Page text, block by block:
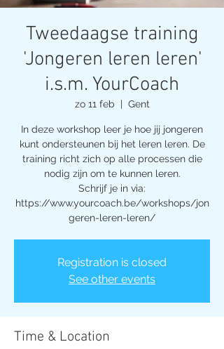
Tweedaagse training
'Jongeren leren leren'
i.s.m. YourCoach
zo 11 feb
  |
Gent
In deze workshop leer je hoe jij jongeren
kunt ondersteunen bij het leren leren. De
training richt zich op alle processen die
nodig zijn om te kunnen leren.
Schrijf je in via:
https://www.yourcoach.be/workshops/jon
geren-leren-leren/
Registration is closed
See other events
Time & Location